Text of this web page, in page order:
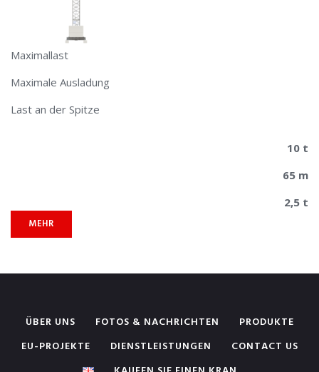
Maximallast
Maximale Ausladung
Last an der Spitze
10 t
65 m
2,5 t
MEHR
ÜBER UNS FOTOS & NACHRICHTEN
PRODUKTE
EU-PROJEKTE
DIENSTLEISTUNGEN
CONTACT US